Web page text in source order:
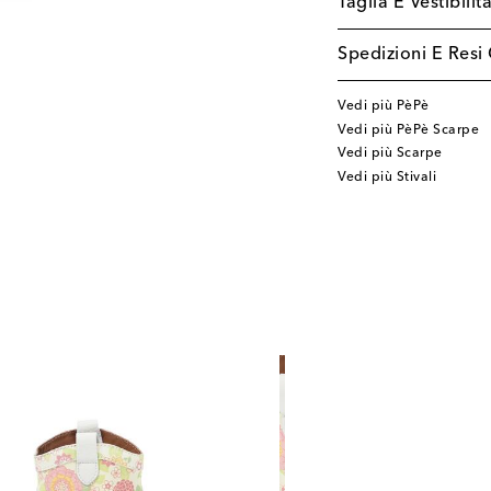
Spedizioni E Resi
Vedi più PèPè
Vedi più PèPè Scarpe
Vedi più Scarpe
Vedi più Stivali